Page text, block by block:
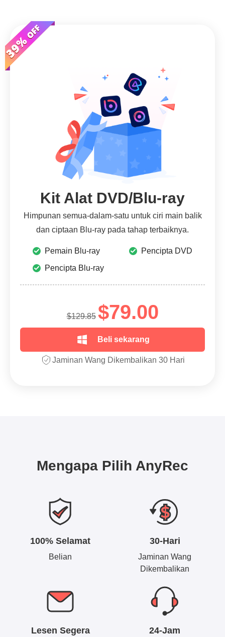
Kit Alat DVD/Blu-ray
Himpunan semua-dalam-satu untuk ciri main balik
dan ciptaan Blu-ray pada tahap terbaiknya.
Pemain Blu-ray
Pencipta Blu-ray
Pencipta DVD
$129.85 $79.00
Beli sekarang
Jaminan Wang Dikembalikan 30 Hari
Mengapa Pilih AnyRec
100% Selamat
Belian
30-Hari
Jaminan Wang
Dikembalikan
Lesen Segera 24-Jam